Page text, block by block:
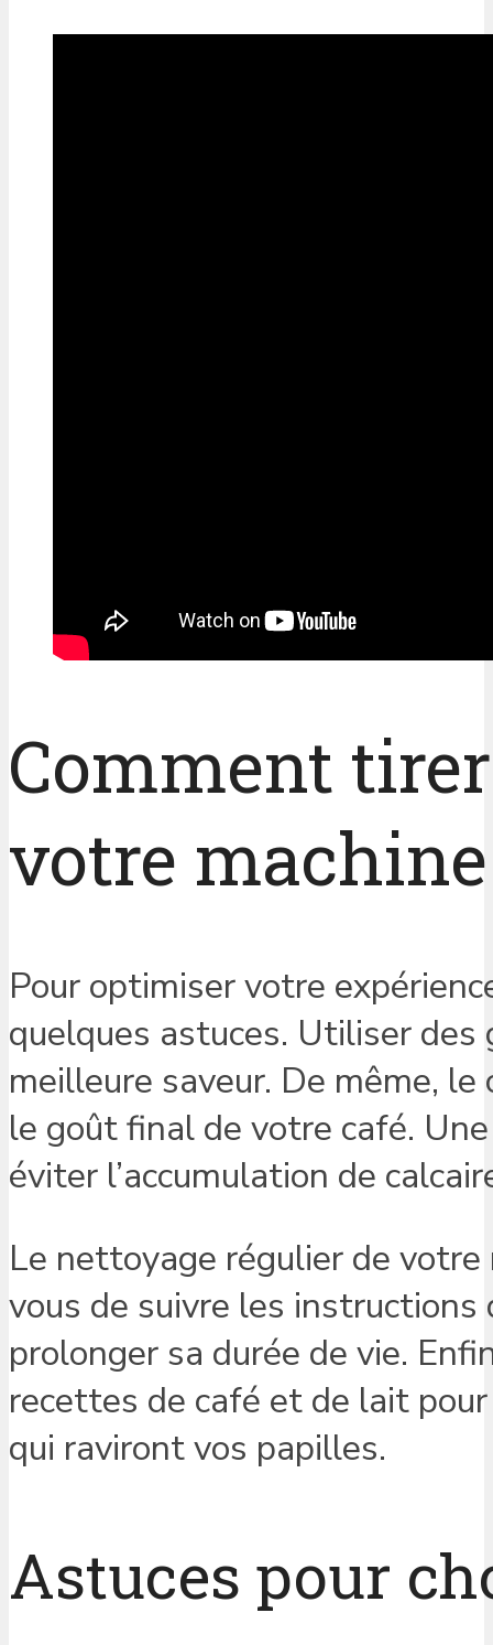
Comment
votre
Pour optimiser votre
quelques astuces. Utiliser
meilleure saveur. De même,
le goût final de votre café.
éviter l’accumulation de
Le nettoyage régulier de
vous de suivre les
prolonger sa durée de vie.
recettes de café et de lait
qui raviront vos papilles.
Astuces pour